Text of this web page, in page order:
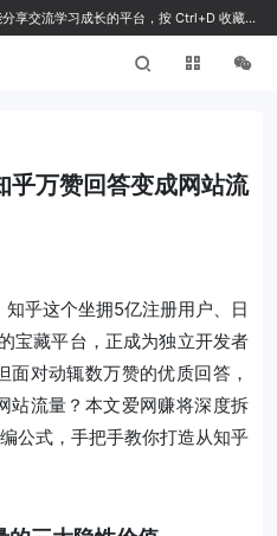
享交流学习成长的平台，按 Ctrl+D 收藏我
乎万赞回答变成网站流
乎这个坐拥5亿注册用户、日
宝藏平台，正成为独立开发者
对动辄数万赞的优质回答，
站流量？本文爱网赚将深度拆
公式，手把手教你打造从知乎